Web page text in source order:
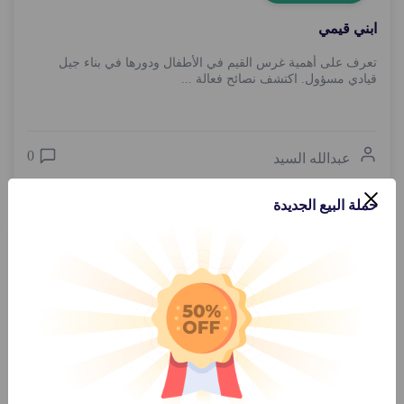
ابني قيمي
تعرف على أهمية غرس القيم في الأطفال ودورها في بناء جيل
قيادي مسؤول. اكتشف نصائح فعالة ...
عبدالله السيد 0
حملة البيع الجديدة